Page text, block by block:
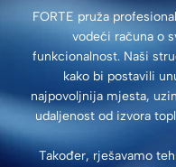
FORTE pruža
vodeći računa o
funkcionalnost. Naši
kako bi postavili
najpovoljnija mjesta,
udaljenost od izvora
Također, rješavamo